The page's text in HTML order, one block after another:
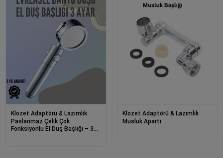
Klozet Adaptörü & Lazımlık
Paslanmaz Çelik Çok
Fonksiyonlu El Duş Başlığı – 3
Klozet Adaptörü & Lazımlık
Musluk Apartı